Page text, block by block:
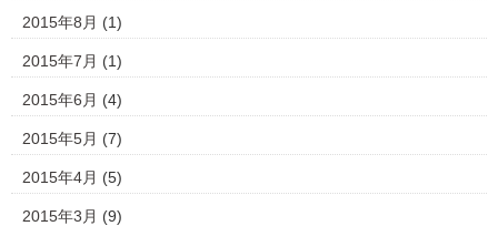
2015年8月 (1)
2015年7月 (1)
2015年6月 (4)
2015年5月 (7)
2015年4月 (5)
2015年3月 (9)